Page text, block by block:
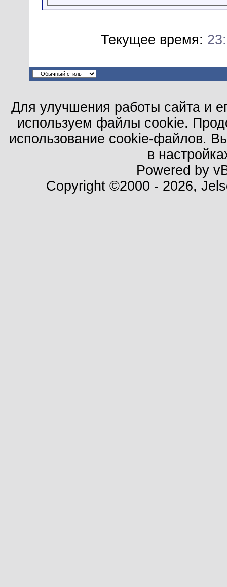
Текущее время:
Для улучшения работы сайта и
используем файлы cookie.
использование cookie-файлов.
в
Powered by
Copyright ©2000 - 2026,